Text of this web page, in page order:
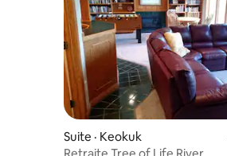
Suite · Keokuk